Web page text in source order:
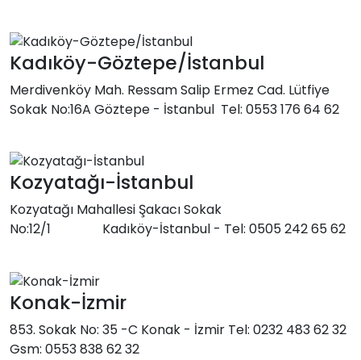
Kadıköy-Göztepe/İstanbul
Merdivenköy Mah. Ressam Salip Ermez Cad. Lütfiye
Sokak No:16A Göztepe - İstanbul Tel: 0553 176 64 62
Kozyatağı-İstanbul
Kozyatağı Mahallesi Şakacı Sokak
No:12/1 Kadıköy-İstanbul - Tel: 0505 242 65 62
Konak-İzmir
853. Sokak No: 35 -C Konak - İzmir Tel: 0232 483 62 32
Gsm: 0553 838 62 32